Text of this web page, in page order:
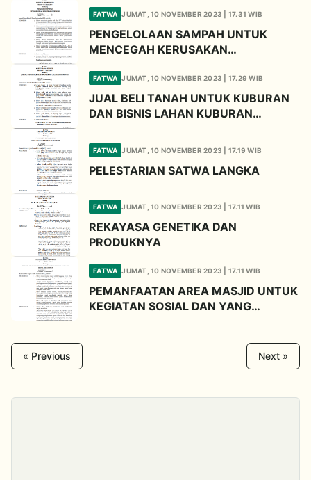
FATWA JUMAT, 10 NOVEMBER 2023 | 17.31 WIB
PENGELOLAAN SAMPAH UNTUK
MENCEGAH KERUSAKAN
FATWA JUMAT, 10 NOVEMBER 2023 | 17.29 WIB
JUAL BELI TANAH UNTUK KUBURAN
DAN BISNIS LAHAN KUBURAN
FATWA JUMAT, 10 NOVEMBER 2023 | 17.19 WIB
PELESTARIAN SATWA LANGKA
FATWA JUMAT, 10 NOVEMBER 2023 | 17.11 WIB
REKAYASA GENETIKA DAN
PRODUKNYA
FATWA JUMAT, 10 NOVEMBER 2023 | 17.11 WIB
PEMANFAATAN AREA MASJID UNTUK
KEGIATAN SOSIAL DAN YANG
« Previous Next »